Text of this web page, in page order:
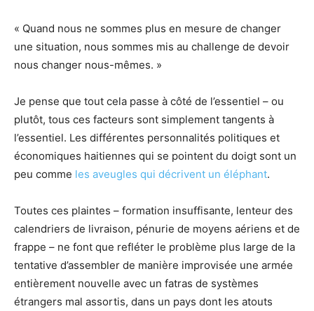
« Quand nous ne sommes plus en mesure de changer
une situation, nous sommes mis au challenge de devoir
nous changer nous-mêmes. »
Je pense que tout cela passe à côté de l’essentiel – ou
plutôt, tous ces facteurs sont simplement tangents à
l’essentiel. Les différentes personnalités politiques et
économiques haitiennes qui se pointent du doigt sont un
peu comme les aveugles qui décrivent un éléphant.
Toutes ces plaintes – formation insuffisante, lenteur des
calendriers de livraison, pénurie de moyens aériens et de
frappe – ne font que refléter le problème plus large de la
tentative d’assembler de manière improvisée une armée
entièrement nouvelle avec un fatras de systèmes
étrangers mal assortis, dans un pays dont les atouts